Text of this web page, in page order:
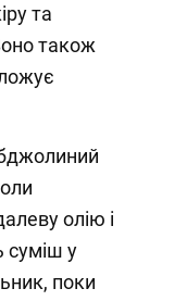
та
також
олію і
суміш у
поки